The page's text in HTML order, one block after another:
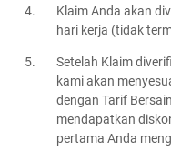
Klaim Anda akan
hari kerja (tidak
Setelah Klaim
kami akan
dengan Tarif
mendapatkan
pertama Anda